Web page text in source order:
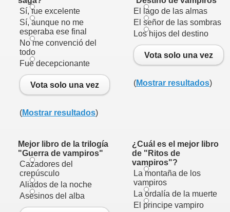
Sí, fue excelente
Sí, aunque no me
esperaba ese final
No me convenció del
todo
Fue decepcionante
Vota solo una vez
(Mostrar resultados)
El lago de las almas
El señor de las sombras
Los hijos del destino
Vota solo una vez
(Mostrar resultados)
Mejor libro de la trilogía
"Guerra de vampiros"
Cazadores del
crepúsculo
Aliados de la noche
Asesinos del alba
¿Cuál es el mejor libro
de "Ritos de
vampiros"?
La montaña de los
vampiros
La ordalía de la muerte
El principe vampiro